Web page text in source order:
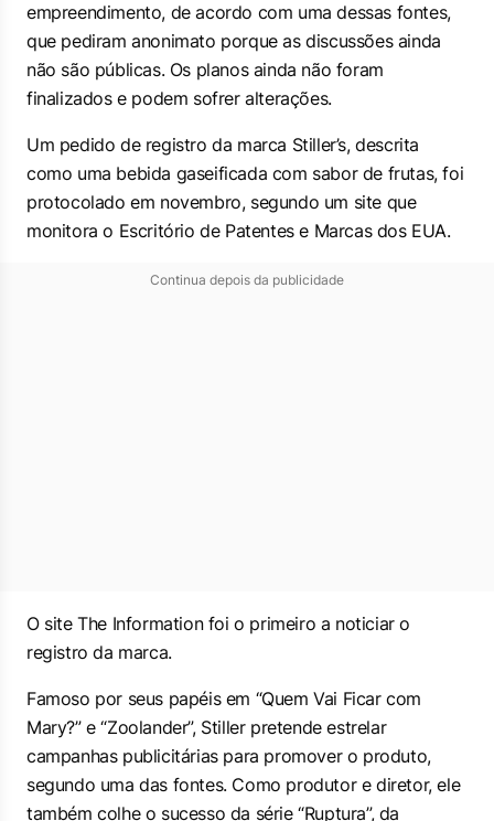
empreendimento, de acordo com uma dessas fontes,
que pediram anonimato porque as discussões ainda
não são públicas. Os planos ainda não foram
finalizados e podem sofrer alterações.
Um pedido de registro da marca Stiller’s, descrita
como uma bebida gaseificada com sabor de frutas, foi
protocolado em novembro, segundo um site que
monitora o Escritório de Patentes e Marcas dos EUA.
Continua depois da publicidade
O siteThe Informationfoi o primeiro a noticiar o
registro da marca.
Famoso por seus papéis em “Quem Vai Ficar com
Mary?” e “Zoolander”, Stiller pretende estrelar
campanhas publicitárias para promover o produto,
segundo uma das fontes. Como produtor e diretor, ele
também colhe o sucesso da série “Ruptura”, da